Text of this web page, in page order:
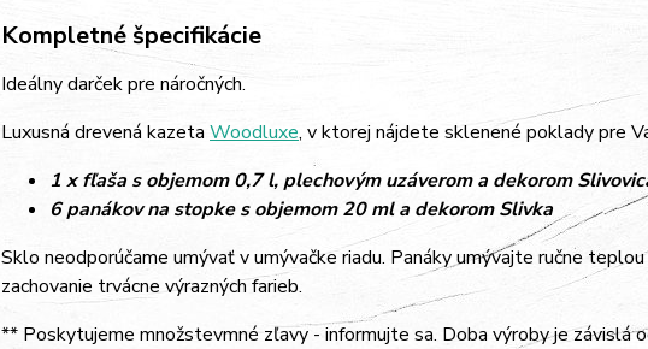
Kompletné špecifikácie
Ideálny darček pre náročných.
Luxusná drevená kazeta Woodluxe, v ktorej nájdete sklenené poklady pre
1 x fľaša s objemom 0,7 l, plechovým uzáverom a dekorom
6 panákov na stopke s objemom 20 ml a dekorom Slivka
Sklo neodporúčame umývať v umývačke riadu. Panáky umývajte ručne
zachovanie trvácne výrazných farieb.
** Poskytujeme množstevmné zľavy - informujte sa. Doba výroby je závislá